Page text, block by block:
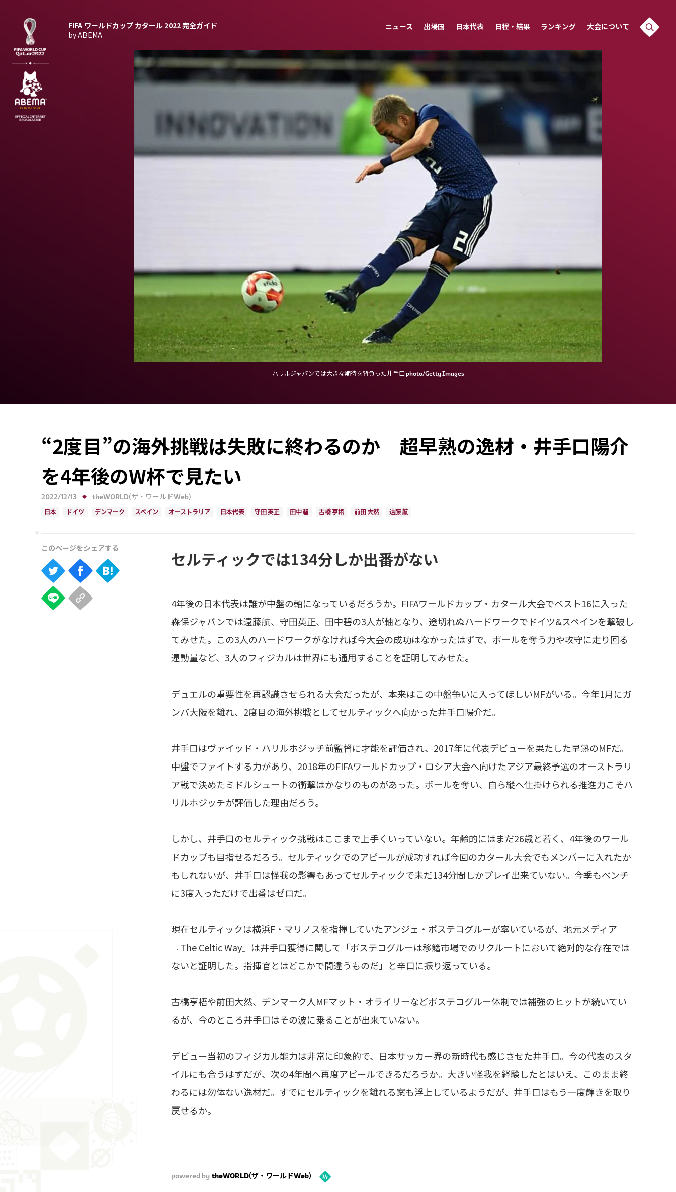
FIFA ワールドカップ カタール 2022完全ガイド
by ABEMA
ニュース 出場国 日本代表 日程・結果 ランキング 大会について
ハリルジャパンでは大きな期待を背負った井手口 photo/Getty Images
“2度目”の海外挑戦は失敗に終わるのか 超早熟の逸材・井手口陽介
を4年後のW杯で見たい
2022/12/13 theWORLD(ザ・ワールドWeb)
日本 ドイツ デンマーク スペイン オーストラリア 日本代表 守田 英正 田中 碧 古橋 亨梧 前田 大然 遠藤 航
セルティックでは134分しか出番がない
4年後の日本代表は誰が中盤の軸になっているだろうか。FIFAワールドカップ・カタール大会でベスト16に入った
森保ジャパンでは遠藤航、守田英正、田中碧の3人が軸となり、途切れぬハードワークでドイツ&スペインを撃破し
てみせた。この3人のハードワークがなければ今大会の成功はなかったはずで、ボールを奪う力や攻守に走り回る
運動量など、3人のフィジカルは世界にも通用することを証明してみせた。
デュエルの重要性を再認識させられる大会だったが、本来はこの中盤争いに入ってほしいMFがいる。今年1月にガ
ンバ大阪を離れ、2度目の海外挑戦としてセルティックへ向かった井手口陽介だ。
井手口はヴァイッド・ハリルホジッチ前監督に才能を評価され、2017年に代表デビューを果たした早熟のMFだ。
中盤でファイトする力があり、2018年のFIFAワールドカップ・ロシア大会へ向けたアジア最終予選のオーストラリ
ア戦で決めたミドルシュートの衝撃はかなりのものがあった。ボールを奪い、自ら縦へ仕掛けられる推進力こそハ
リルホジッチが評価した理由だろう。
しかし、井手口のセルティック挑戦はここまで上手くいっていない。年齢的にはまだ26歳と若く、4年後のワール
ドカップも目指せるだろう。セルティックでのアピールが成功すれば今回のカタール大会でもメンバーに入れたか
もしれないが、井手口は怪我の影響もあってセルティックで未だ134分間しかプレイ出来ていない。今季もベンチ
に3度入っただけで出番はゼロだ。
現在セルティックは横浜F・マリノスを指揮していたアンジェ・ポステコグルーが率いているが、地元メディア
『The Celtic Way』は井手口獲得に関して「ポステコグルーは移籍市場でのリクルートにおいて絶対的な存在では
ないと証明した。指揮官とはどこかで間違うものだ」と辛口に振り返っている。
古橋亨梧や前田大然、デンマーク人MFマット・オライリーなどポステコグルー体制では補強のヒットが続いてい
るが、今のところ井手口はその波に乗ることが出来ていない。
デビュー当初のフィジカル能力は非常に印象的で、日本サッカー界の新時代も感じさせた井手口。今の代表のスタ
イルにも合うはずだが、次の4年間へ再度アピールできるだろうか。大きい怪我を経験したとはいえ、このまま終
わるには勿体ない逸材だ。すでにセルティックを離れる案も浮上しているようだが、井手口はもう一度輝きを取り
戻せるか。
powered by theWORLD(ザ・ワールドWeb)